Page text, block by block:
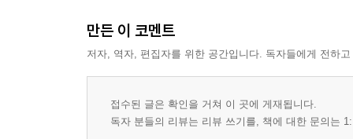
만든 이 코멘트
저자, 역자, 편집자를 위한 공간입니다. 독자들에게 전하
접수된 글은 확인을 거쳐 이 곳에 게재됩니다.
독자 분들의 리뷰는 리뷰 쓰기를, 책에 대한 문의는